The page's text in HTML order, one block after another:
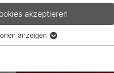
akzeptieren
anzeigen